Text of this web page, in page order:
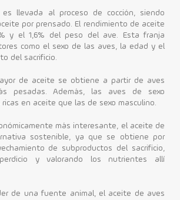
llevada al proceso de cocción, siendo
por prensado. El rendimiento de aceite
y el 1,6% del peso del ave. Esta franja
como el sexo de las aves, la edad y el
del sacrificio.
de aceite se obtiene a partir de aves
pesadas. Además, las aves de sexo
en aceite que las de sexo masculino.
más interesante, el aceite de
sostenible, ya que se obtiene por
de subproductos del sacrificio,
y valorando los nutrientes allí
de una fuente animal, el aceite de aves